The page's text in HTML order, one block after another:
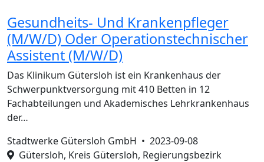
Gesundheits- Und Krankenpfleger
(M/W/D) Oder Operationstechnischer
Assistent (M/W/D)
Das Klinikum Gütersloh ist ein Krankenhaus der
Schwerpunktversorgung mit 410 Betten in 12
Fachabteilungen und Akademisches Lehrkrankenhaus
der…
Stadtwerke Gütersloh GmbH • 2023-09-08
Gütersloh, Kreis Gütersloh, Regierungsbezirk